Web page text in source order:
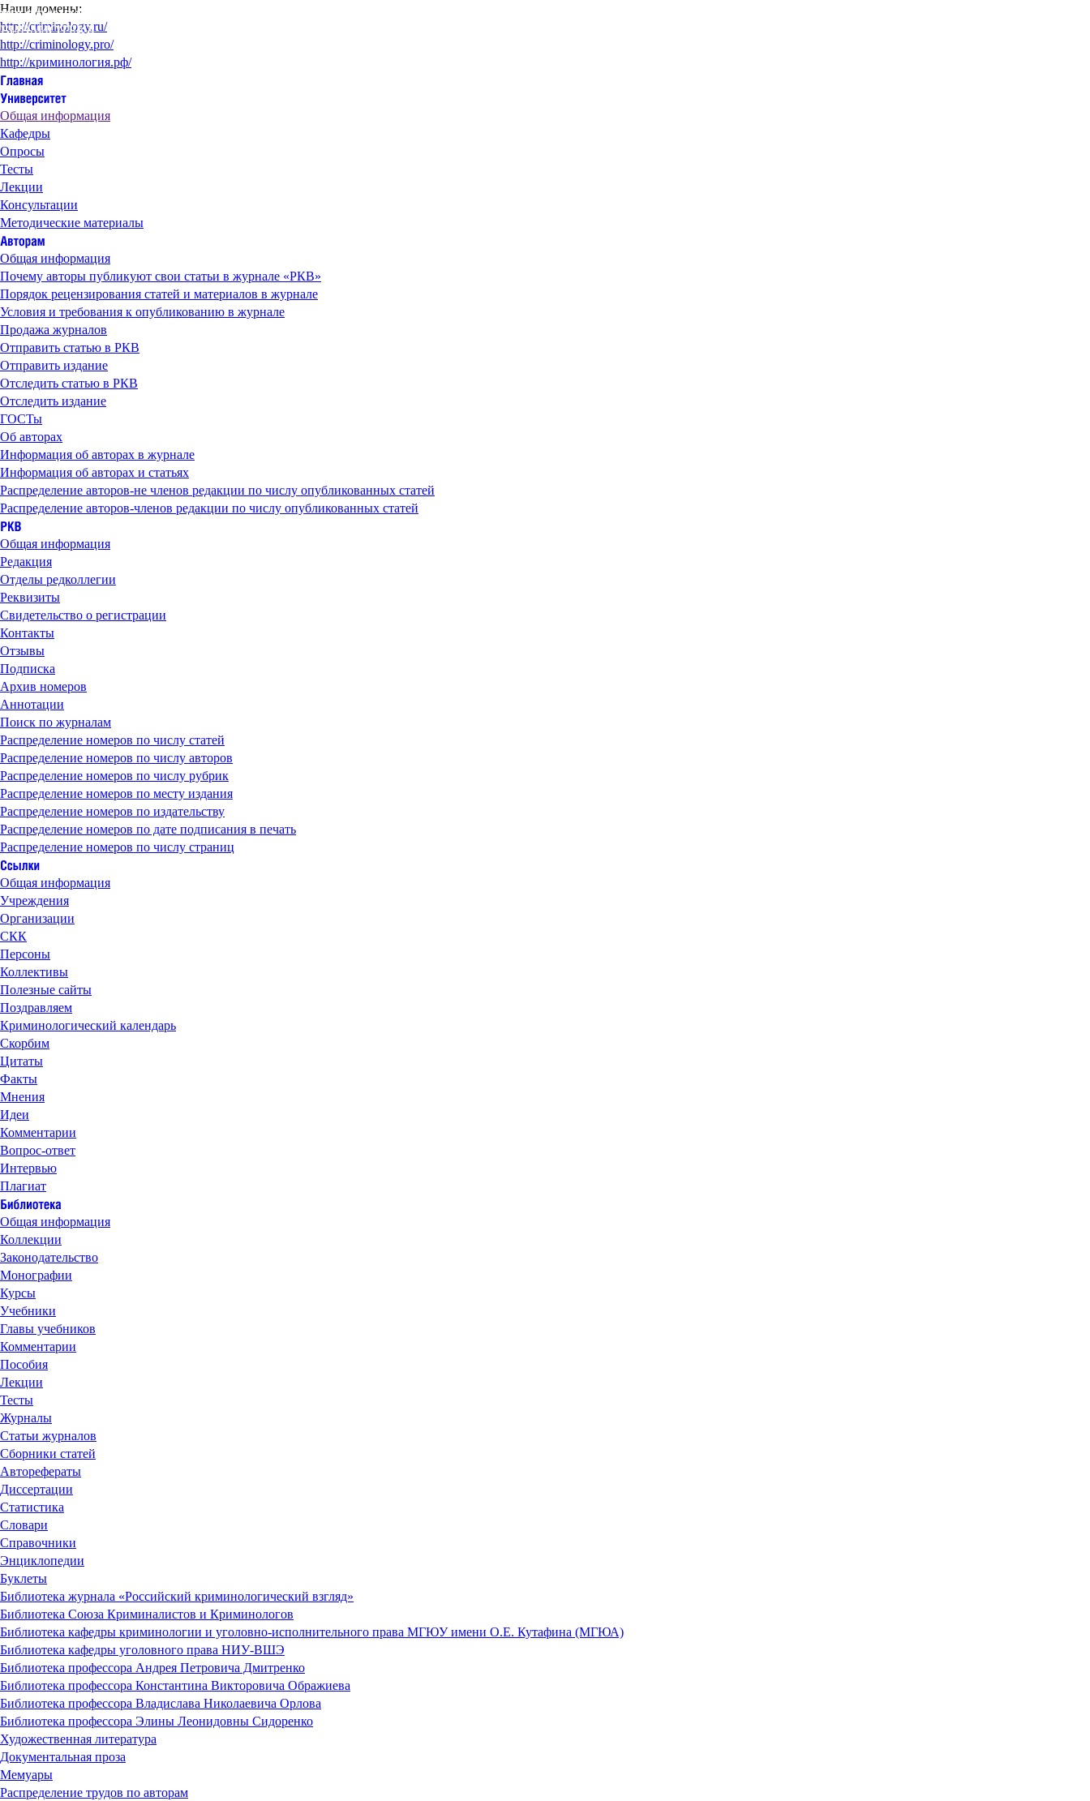
Наши домены:
http://criminology.ru/
http://criminology.pro/
http://криминология.рф/
Общая информация
Кафедры
Опросы
Тесты
Лекции
Консультации
Методические материалы
Общая информация
Почему авторы публикуют свои статьи в журнале «РКВ»
Порядок рецензирования статей и материалов в журнале
Условия и требования к опубликованию в журнале
Продажа журналов
Отправить статью в РКВ
Отправить издание
Отследить статью в РКВ
Отследить издание
ГОСТы
Об авторах
Информация об авторах в журнале
Информация об авторах и статьях
Распределение авторов-не членов редакции по числу опубликованных статей
Распределение авторов-членов редакции по числу опубликованных статей
Общая информация
Редакция
Отделы редколлегии
Реквизиты
Свидетельство о регистрации
Контакты
Отзывы
Подписка
Архив номеров
Аннотации
Поиск по журналам
Распределение номеров по числу статей
Распределение номеров по числу авторов
Распределение номеров по числу рубрик
Распределение номеров по месту издания
Распределение номеров по издательству
Распределение номеров по дате подписания в печать
Распределение номеров по числу страниц
Общая информация
Учреждения
Организации
СКК
Персоны
Коллективы
Полезные сайты
Поздравляем
Криминологический календарь
Скорбим
Цитаты
Факты
Мнения
Идеи
Комментарии
Вопрос-ответ
Интервью
Плагиат
Общая информация
Коллекции
Законодательство
Монографии
Курсы
Учебники
Главы учебников
Комментарии
Пособия
Лекции
Тесты
Журналы
Статьи журналов
Сборники статей
Авторефераты
Диссертации
Статистика
Словари
Справочники
Энциклопедии
Буклеты
Библиотека журнала «Российский криминологический взгляд»
Библиотека Союза Криминалистов и Криминологов
Библиотека кафедры криминологии и уголовно-исполнительного права МГЮУ имени О.Е. Кутафина (МГЮА)
Библиотека кафедры уголовного права НИУ-ВШЭ
Библиотека профессора Андрея Петровича Дмитренко
Библиотека профессора Константина Викторовича Ображиева
Библиотека профессора Владислава Николаевича Орлова
Библиотека профессора Элины Леонидовны Сидоренко
Художественная литература
Документальная проза
Мемуары
Распределение трудов по авторам